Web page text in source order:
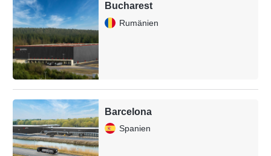
Bucharest
Rumänien
Barcelona
Spanien